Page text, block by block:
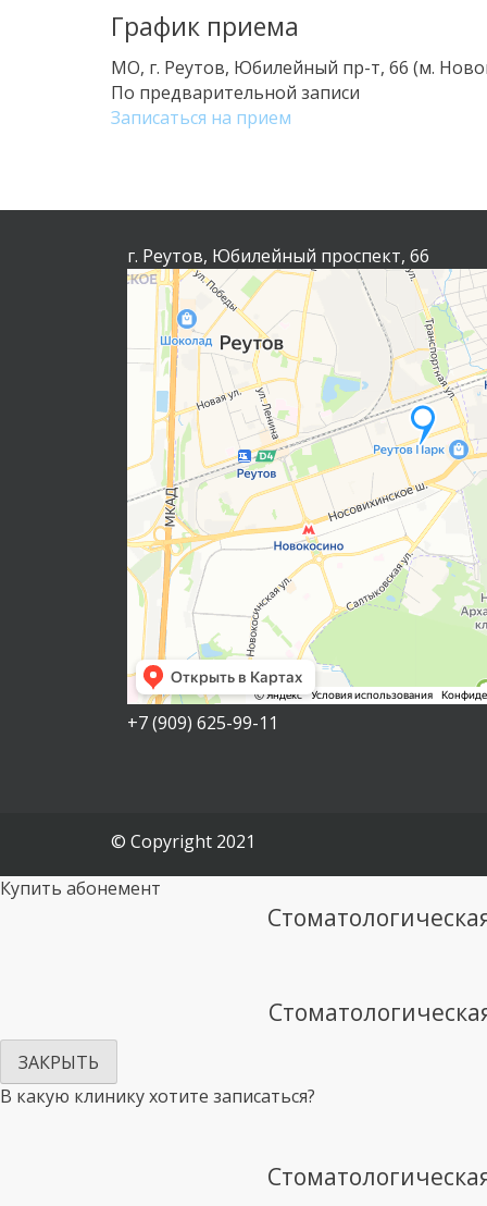
График приема
МО, г. Реутов, Юбилейный пр-т, 66 (м.
По предварительной записи
Записаться на прием
г. Реутов, Юбилейный проспект, 66
+7 (909) 625-99-11
© Copyright 2021
Купить абонемент
ЗАКРЫТЬ
В какую клинику хотите записаться?